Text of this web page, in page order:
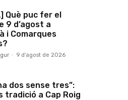
Què puc fer el
9 d’agost a
i Comarques
- 9 d'agost de 2026
dos sense tres”:
tradició a Cap Roig